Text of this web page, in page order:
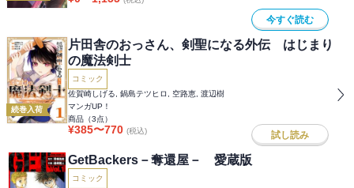
今すぐ読む
続巻入荷
片田舎のおっさん、剣聖になる外伝 はじまり
の魔法剣士
コミック
佐賀崎しげる, 鍋島テツヒロ, 空路恵, 渡辺樹
マンガUP！
商品（3点）
¥385〜770 (税込) 試し読み
GetBackers－奪還屋－ 愛蔵版
コミック